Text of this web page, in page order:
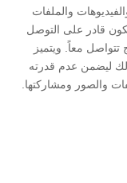
والملفات
قادر على التوصل
تتواصل معاً. ويتميز
ليضمن عدم قدرته
والصور ومشاركتها.